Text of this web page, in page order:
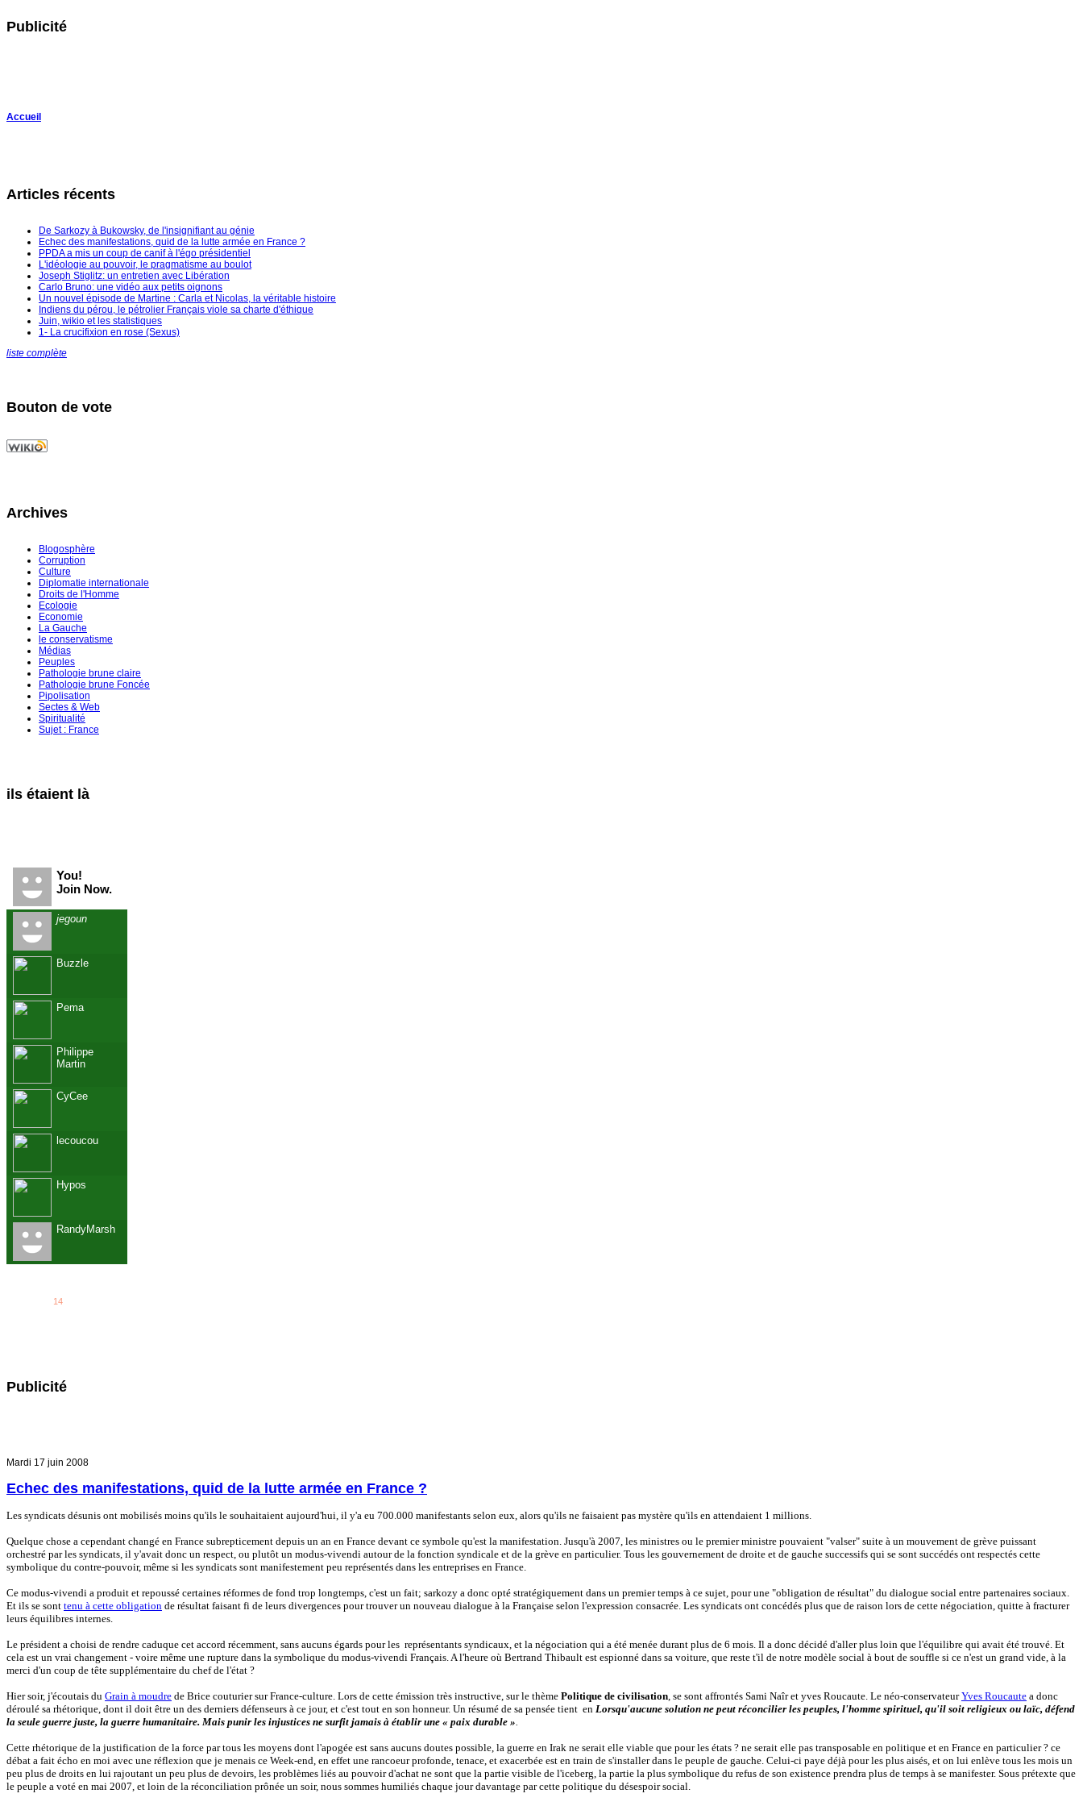
Publicité
Accueil
Articles récents
De Sarkozy à Bukowsky, de l'insignifiant au génie
Echec des manifestations, quid de la lutte armée en France ?
PPDA a mis un coup de canif à l'égo présidentiel
L'idéologie au pouvoir, le pragmatisme au boulot
Joseph Stiglitz: un entretien avec Libération
Carlo Bruno: une vidéo aux petits oignons
Un nouvel épisode de Martine : Carla et Nicolas, la véritable histoire
Indiens du pérou, le pétrolier Français viole sa charte d'éthique
Juin, wikio et les statistiques
1- La crucifixion en rose (Sexus)
liste complète
Bouton de vote
Archives
Blogosphère
Corruption
Culture
Diplomatie internationale
Droits de l'Homme
Ecologie
Economie
La Gauche
le conservatisme
Médias
Peuples
Pathologie brune claire
Pathologie brune Foncée
Pipolisation
Sectes & Web
Spiritualité
Sujet : France
ils étaient là
You!
Join Now.
jegoun
Buzzle
Pema
Philippe
Martin
CyCee
lecoucou
Hypos
RandyMarsh
14members...
Publicité
Mardi 17 juin 2008
Echec des manifestations, quid de la lutte armée en France ?
Les syndicats désunis ont mobilisés moins qu'ils le souhaitaient aujourd'hui, il y'a eu 700.000 manifestants selon eux, alors qu'ils ne faisaient pas mystère qu'ils en attendaient 1 millions.
Quelque chose a cependant changé en France subrepticement depuis un an en France devant ce symbole qu'est la manifestation. Jusqu'à 2007, les ministres ou le premier ministre pouvaient "valser" suite à un mouvement de grève puissant
orchestré par les syndicats, il y'avait donc un respect, ou plutôt un modus-vivendi autour de la fonction syndicale et de la grève en particulier. Tous les gouvernement de droite et de gauche successifs qui se sont succédés ont respectés cette
symbolique du contre-pouvoir, même si les syndicats sont manifestement peu représentés dans les entreprises en France.
Ce modus-vivendi a produit et repoussé certaines réformes de fond trop longtemps, c'est un fait; sarkozy a donc opté stratégiquement dans un premier temps à ce sujet, pour une "obligation de résultat" du dialogue social entre partenaires sociaux.
Et ils se sont tenu à cette obligation de résultat faisant fi de leurs divergences pour trouver un nouveau dialogue à la Française selon l'expression consacrée. Les syndicats ont concédés plus que de raison lors de cette négociation, quitte à fracturer
leurs équilibres internes.
Le président a choisi de rendre caduque cet accord récemment, sans aucuns égards pour les représentants syndicaux, et la négociation qui a été menée durant plus de 6 mois. Il a donc décidé d'aller plus loin que l'équilibre qui avait été trouvé. Et
cela est un vrai changement - voire même une rupture dans la symbolique du modus-vivendi Français. A l'heure où Bertrand Thibault est espionné dans sa voiture , que reste t'il de notre modèle social à bout de souffle si ce n'est un grand vide, à la
merci d'un coup de tête supplémentaire du chef de l'état ?
Hier soir, j'écoutais du Grain à moudre de Brice couturier sur France-culture. Lors de cette émission très instructive, sur le thème Politique de civilisation , se sont affrontés Sami Naîr et yves Roucaute. Le néo-conservateur Yves Roucaute a donc
déroulé sa rhétorique, dont il doit être un des derniers défenseurs à ce jour, et c'est tout en son honneur. Un résumé de sa pensée tient en Lorsqu'aucune solution ne peut réconcilier les peuples, l'homme spirituel, qu'il soit religieux ou laïc, défend
la seule guerre juste, la guerre humanitaire. Mais punir les injustices ne surfit jamais à établir une « paix durable »
Cette rhétorique de la justification de la force par tous les moyens dont l'apogée est sans aucuns doutes possible, la guerre en Irak ne serait elle viable que pour les états ? ne serait elle pas transposable en politique et en France en particulier ? ce
débat a fait écho en moi avec une réflexion que je menais ce Week-end, en effet une rancoeur profonde, tenace, et exacerbée est en train de s'installer dans le peuple de gauche. Celui-ci paye déjà pour les plus aisés, et on lui enlève tous les mois un
peu plus de droits en lui rajoutant un peu plus de devoirs, les problèmes liés au pouvoir d'achat ne sont que la partie visible de l'iceberg, la partie la plus symbolique du refus de son existence prendra plus de temps à se manifester. Sous prétexte que
le peuple a voté en mai 2007, et loin de la réconciliation prônée un soir, nous sommes humiliés chaque jour davantage par cette politique du désespoir social.